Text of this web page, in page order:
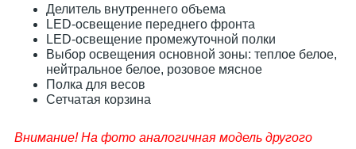
Делитель внутреннего объема
LED-освещение переднего фронта
LED-освещение промежуточной полки
Выбор освещения основной зоны: теплое белое,
нейтральное белое, розовое мясное
Полка для весов
Сетчатая корзина
Внимание! На фото аналогичная модель другого